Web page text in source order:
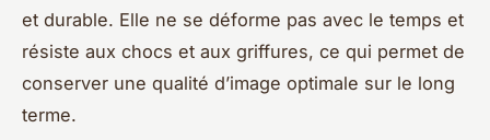
et durable. Elle ne se déforme pas avec le temps et
résiste aux chocs et aux griffures, ce qui permet de
conserver une qualité d’image optimale sur le long
terme.